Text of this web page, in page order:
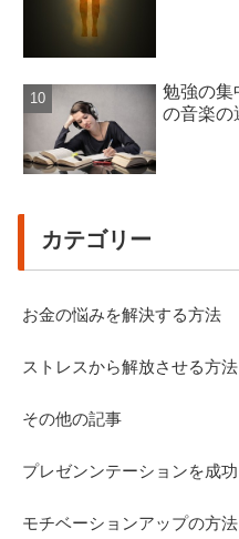
勉強の集
の音楽の
カテゴリー
お金の悩みを解決する方法
ストレスから解放させる方法
その他の記事
プレゼンンテーションを成
モチベーションアップの方法